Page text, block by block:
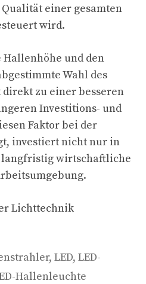
einer gesamten
wird.
Hallenhöhe und den
Wahl des
zu einer besseren
Investitions- und
Faktor bei der
investiert nicht nur in
wirtschaftliche
Lichttechnik
, LED, LED-
Hallenleuchte